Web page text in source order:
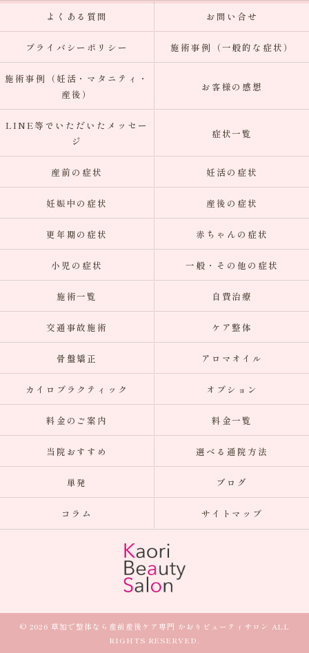
よくある質問 お問い合せ
プライバシーポリシー 施術事例（一般的な症状）
施術事例（妊活・マタニティ・
産後）
お客様の感想
LINE等でいただいたメッセー
ジ
症状一覧
産前の症状 妊活の症状
妊娠中の症状 産後の症状
更年期の症状 赤ちゃんの症状
小児の症状 一般・その他の症状
施術一覧 自費治療
交通事故施術 ケア整体
骨盤矯正 アロマオイル
カイロプラクティック オプション
料金のご案内 料金一覧
当院おすすめ 選べる通院方法
単発 ブログ
コラム サイトマップ
© 2026 草加で整体なら産前産後ケア専門 かおりビューティサロン ALL
RIGHTS RESERVED.